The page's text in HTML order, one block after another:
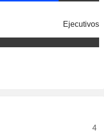
Ejecutivos
4